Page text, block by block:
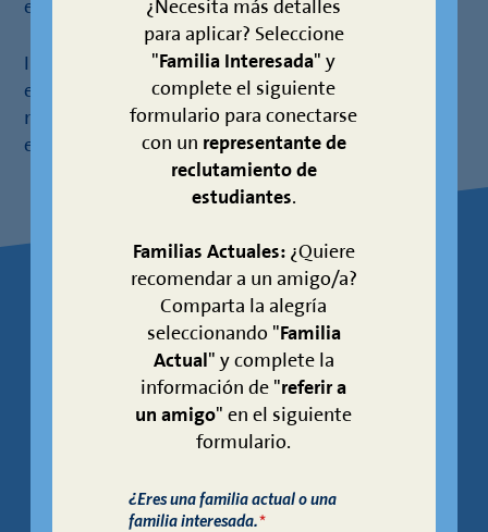
¿Necesita más detalles
para aplicar? Seleccione
"Familia Interesada" y
complete el siguiente
formulario para conectarse
con un representante de
reclutamiento de
estudiantes.
Familias Actuales:¿Quiere
recomendar a un amigo/a?
Comparta la alegría
seleccionando "Familia
Actual " y complete la
información de "referir a
un amigo" en el siguiente
formulario.
¿Eres una familia actual o una
familia interesada.*
escuelas y sus comunidades.
Impulsado por su visión de crear un ambiente
enriquecedor e inclusivo, el Sr. García cree que cada
niño merece sentirse seguro, respetado y
empoderado para alcanzar su máximo potencial.
APRENDAsobre sus
escuelas
Los patrones escolares están sujetos a
zonificación.